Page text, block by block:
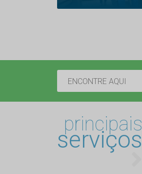
principais
serviços